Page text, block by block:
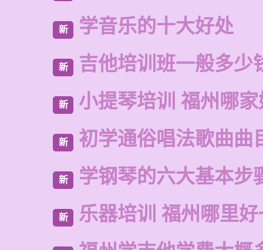
新 学音乐的十大好处
新 吉他培训班一般多少
新 小提琴培训 福州哪
新 初学通俗唱法歌曲曲
新 学钢琴的六大基本步
新 乐器培训 福州哪里